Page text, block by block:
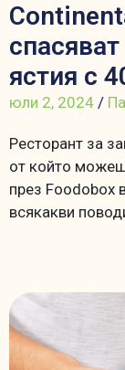
ястия с
юли 2, 2024 /
Ресторант за
от който
през Foodobox
всякакви